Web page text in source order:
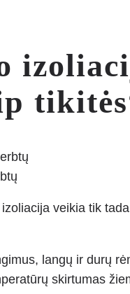
veikia tik
langų ir durų
skirtumas